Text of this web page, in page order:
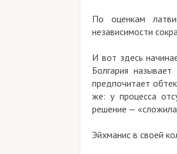
По оценкам
независимости
И вот здесь
Болгария
предпочитает
же: у процесса
решение —
Эйхманис в своей